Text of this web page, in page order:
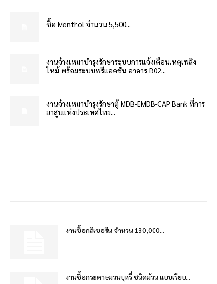
ซื้อ Menthol จำนวน 5,500...
งานจ้างเหมาบำรุงรักษาระบบการแจ้งเตือนเหตุเพลิง
ไหม้ พร้อมระบบพรีแอคชั่น อาคาร B02...
งานจ้างเหมาบำรุงรักษาตู้ MDB-EMDB-CAP Bank ที่การ
ยาสูบแห่งประเทศไทย...
งานซื้อกลีเซอรีน จำนวน 130,000...
งานซื้อกระดาษมวนบุหรี่ ชนิดม้วน แบบเรียบ...